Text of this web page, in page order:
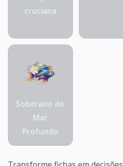
cruciana
Soberano do
Mar
Profundo